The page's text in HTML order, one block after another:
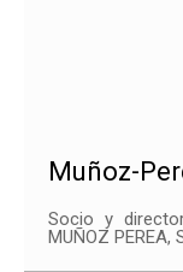
Muñoz-
Socio y
MUÑOZ PEREA,